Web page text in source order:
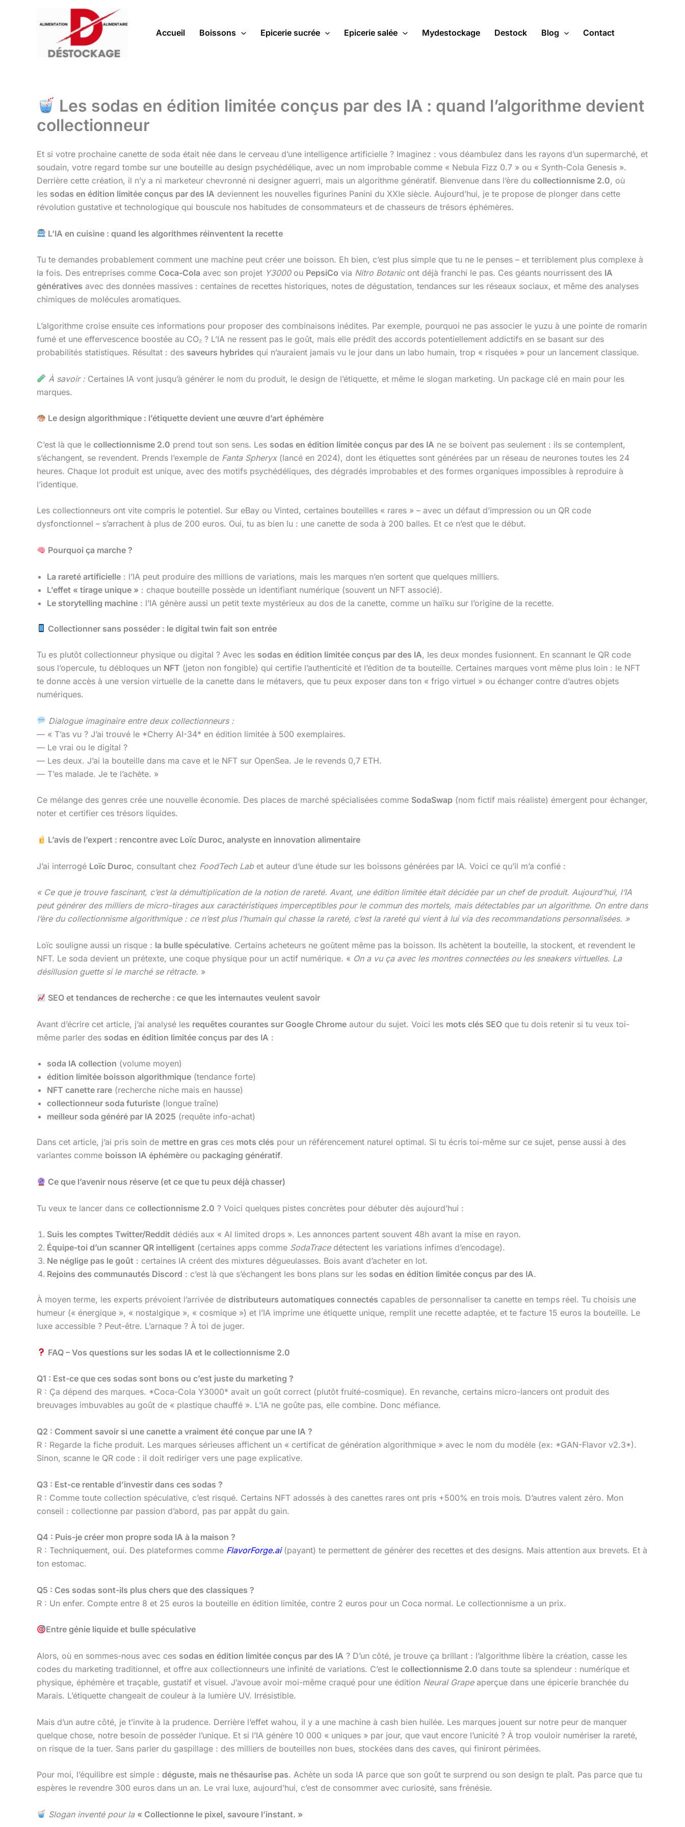
Accueil Boissons Epicerie sucrée Epicerie salée Mydestockage Destock Blog Contact
Les sodas en édition limitée conçus par des IA : quand l’algorithme devient
collectionneur
Et si votre prochaine canette de soda était née dans le cerveau d’une intelligence artificielle ? Imaginez : vous déambulez dans les rayons d’un supermarché, et
soudain, votre regard tombe sur une bouteille au design psychédélique, avec un nom improbable comme « Nebula Fizz 0.7 » ou « Synth-Cola Genesis ».
Derrière cette création, il n’y a ni marketeur chevronné ni designer aguerri, mais un algorithme génératif. Bienvenue dans l’ère du collectionnisme 2.0, où
les sodas en édition limitée conçus par des IA deviennent les nouvelles figurines Panini du XXIe siècle. Aujourd’hui, je te propose de plonger dans cette
révolution gustative et technologique qui bouscule nos habitudes de consommateurs et de chasseurs de trésors éphémères.
L’IA en cuisine : quand les algorithmes réinventent la recette
Tu te demandes probablement comment une machine peut créer une boisson. Eh bien, c’est plus simple que tu ne le penses – et terriblement plus complexe à
la fois. Des entreprises comme Coca-Cola avec son projet Y3000ou PepsiCo via Nitro Botanicont déjà franchi le pas. Ces géants nourrissent des IA
génératives avec des données massives : centaines de recettes historiques, notes de dégustation, tendances sur les réseaux sociaux, et même des analyses
chimiques de molécules aromatiques.
L’algorithme croise ensuite ces informations pour proposer des combinaisons inédites. Par exemple, pourquoi ne pas associer le yuzu à une pointe de romarin
fumé et une effervescence boostée au CO₂ ? L’IA ne ressent pas le goût, mais elle prédit des accords potentiellement addictifs en se basant sur des
probabilités statistiques. Résultat : des saveurs hybrides qui n’auraient jamais vu le jour dans un labo humain, trop « risquées » pour un lancement classique.
À savoir : Certaines IA vont jusqu’à générer le nom du produit, le design de l’étiquette, et même le slogan marketing. Un package clé en main pour les
marques.
Le design algorithmique : l’étiquette devient une œuvre d’art éphémère
C’est là que le collectionnisme 2.0 prend tout son sens. Les sodas en édition limitée conçus par des IA ne se boivent pas seulement : ils se contemplent,
s’échangent, se revendent. Prends l’exemple de Fanta Spheryx(lancé en 2024), dont les étiquettes sont générées par un réseau de neurones toutes les 24
heures. Chaque lot produit est unique, avec des motifs psychédéliques, des dégradés improbables et des formes organiques impossibles à reproduire à
l’identique.
Les collectionneurs ont vite compris le potentiel. Sur eBay ou Vinted, certaines bouteilles « rares » – avec un défaut d’impression ou un QR code
dysfonctionnel – s’arrachent à plus de 200 euros. Oui, tu as bien lu : une canette de soda à 200 balles. Et ce n’est que le début.
Pourquoi ça marche ?
La rareté artificielle : l’IA peut produire des millions de variations, mais les marques n’en sortent que quelques milliers.
L’effet « tirage unique » : chaque bouteille possède un identifiant numérique (souvent un NFT associé).
Le storytelling machine : l’IA génère aussi un petit texte mystérieux au dos de la canette, comme un haïku sur l’origine de la recette.
Collectionner sans posséder : le digital twin fait son entrée
Tu es plutôt collectionneur physique ou digital ? Avec les sodas en édition limitée conçus par des IA, les deux mondes fusionnent. En scannant le QR code
sous l’opercule, tu débloques un NFT (jeton non fongible) qui certifie l’authenticité et l’édition de ta bouteille. Certaines marques vont même plus loin : le NFT
te donne accès à une version virtuelle de la canette dans le métavers, que tu peux exposer dans ton « frigo virtuel » ou échanger contre d’autres objets
numériques.
Dialogue imaginaire entre deux collectionneurs :
— « T’as vu ? J’ai trouvé le *Cherry AI-34* en édition limitée à 500 exemplaires.
— Le vrai ou le digital ?
— Les deux. J’ai la bouteille dans ma cave et le NFT sur OpenSea. Je le revends 0,7 ETH.
— T’es malade. Je te l’achète. »
Ce mélange des genres crée une nouvelle économie. Des places de marché spécialisées comme SodaSwap (nom fictif mais réaliste) émergent pour échanger,
noter et certifier ces trésors liquides.
L’avis de l’expert : rencontre avec Loïc Duroc, analyste en innovation alimentaire
J’ai interrogé Loïc Duroc, consultant chez FoodTech Labet auteur d’une étude sur les boissons générées par IA. Voici ce qu’il m’a confié :
« Ce que je trouve fascinant, c’est la démultiplication de la notion de rareté. Avant, une édition limitée était décidée par un chef de produit. Aujourd’hui, l’IA
peut générer des milliers de micro-tirages aux caractéristiques imperceptibles pour le commun des mortels, mais détectables par un algorithme. On entre dans
l’ère du collectionnisme algorithmique : ce n’est plus l’humain qui chasse la rareté, c’est la rareté qui vient à lui via des recommandations personnalisées. »
Loïc souligne aussi un risque : la bulle spéculative. Certains acheteurs ne goûtent même pas la boisson. Ils achètent la bouteille, la stockent, et revendent le
NFT. Le soda devient un prétexte, une coque physique pour un actif numérique. « On a vu ça avec les montres connectées ou les sneakers virtuelles. La
désillusion guette si le marché se rétracte. »
SEO et tendances de recherche : ce que les internautes veulent savoir
Avant d’écrire cet article, j’ai analysé les requêtes courantes sur Google Chrome autour du sujet. Voici les mots clés SEO que tu dois retenir si tu veux toi-
même parler des sodas en édition limitée conçus par des IA :
soda IA collection (volume moyen)
édition limitée boisson algorithmique (tendance forte)
NFT canette rare (recherche niche mais en hausse)
collectionneur soda futuriste (longue traîne)
meilleur soda généré par IA 2025 (requête info-achat)
Dans cet article, j’ai pris soin de mettre en gras ces mots clés pour un référencement naturel optimal. Si tu écris toi-même sur ce sujet, pense aussi à des
variantes comme boisson IA éphémère ou packaging génératif.
Ce que l’avenir nous réserve (et ce que tu peux déjà chasser)
Tu veux te lancer dans ce collectionnisme 2.0 ? Voici quelques pistes concrètes pour débuter dès aujourd’hui :
Suis les comptes Twitter/Reddit dédiés aux « AI limited drops ». Les annonces partent souvent 48h avant la mise en rayon.
Équipe-toi d’un scanner QR intelligent (certaines apps comme SodaTracedétectent les variations infimes d’encodage).
Ne néglige pas le goût : certaines IA créent des mixtures dégueulasses. Bois avant d’acheter en lot.
Rejoins des communautés Discord : c’est là que s’échangent les bons plans sur les sodas en édition limitée conçus par des IA.
À moyen terme, les experts prévoient l’arrivée de distributeurs automatiques connectés capables de personnaliser ta canette en temps réel. Tu choisis une
humeur (« énergique », « nostalgique », « cosmique ») et l’IA imprime une étiquette unique, remplit une recette adaptée, et te facture 15 euros la bouteille. Le
luxe accessible ? Peut-être. L’arnaque ? À toi de juger.
FAQ – Vos questions sur les sodas IA et le collectionnisme 2.0
Q1 : Est-ce que ces sodas sont bons ou c’est juste du marketing ?
R : Ça dépend des marques. *Coca-Cola Y3000* avait un goût correct (plutôt fruité-cosmique). En revanche, certains micro-lancers ont produit des
breuvages imbuvables au goût de « plastique chauffé ». L’IA ne goûte pas, elle combine. Donc méfiance.
Q2 : Comment savoir si une canette a vraiment été conçue par une IA ?
R : Regarde la fiche produit. Les marques sérieuses affichent un « certificat de génération algorithmique » avec le nom du modèle (ex: *GAN-Flavor v2.3*).
Sinon, scanne le QR code : il doit rediriger vers une page explicative.
Q3 : Est-ce rentable d’investir dans ces sodas ?
R : Comme toute collection spéculative, c’est risqué. Certains NFT adossés à des canettes rares ont pris +500% en trois mois. D’autres valent zéro. Mon
conseil : collectionne par passion d’abord, pas par appât du gain.
Q4 : Puis-je créer mon propre soda IA à la maison ?
R : Techniquement, oui. Des plateformes comme FlavorForge.ai(payant) te permettent de générer des recettes et des designs. Mais attention aux brevets. Et à
ton estomac.
Q5 : Ces sodas sont-ils plus chers que des classiques ?
R : Un enfer. Compte entre 8 et 25 euros la bouteille en édition limitée, contre 2 euros pour un Coca normal. Le collectionnisme a un prix.
Entre génie liquide et bulle spéculative
Alors, où en sommes-nous avec ces sodas en édition limitée conçus par des IA ? D’un côté, je trouve ça brillant : l’algorithme libère la création, casse les
codes du marketing traditionnel, et offre aux collectionneurs une infinité de variations. C’est le collectionnisme 2.0 dans toute sa splendeur : numérique et
physique, éphémère et traçable, gustatif et visuel. J’avoue avoir moi-même craqué pour une édition Neural Grapeaperçue dans une épicerie branchée du
Marais. L’étiquette changeait de couleur à la lumière UV. Irrésistible.
Mais d’un autre côté, je t’invite à la prudence. Derrière l’effet wahou, il y a une machine à cash bien huilée. Les marques jouent sur notre peur de manquer
quelque chose, notre besoin de posséder l’unique. Et si l’IA génère 10 000 « uniques » par jour, que vaut encore l’unicité ? À trop vouloir numériser la rareté,
on risque de la tuer. Sans parler du gaspillage : des milliers de bouteilles non bues, stockées dans des caves, qui finiront périmées.
Pour moi, l’équilibre est simple : déguste, mais ne thésaurise pas. Achète un soda IA parce que son goût te surprend ou son design te plaît. Pas parce que tu
espères le revendre 300 euros dans un an. Le vrai luxe, aujourd’hui, c’est de consommer avec curiosité, sans frénésie.
Slogan inventé pour la « Collectionne le pixel, savoure l’instant. »